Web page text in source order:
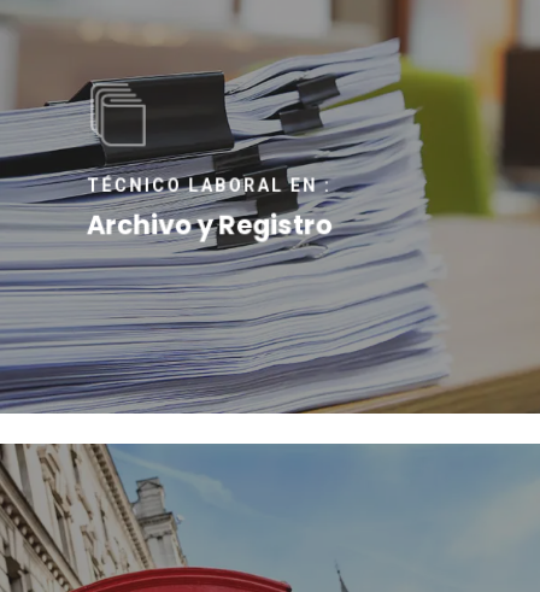
TÉCNICO LABORAL EN :
Archivo y Registro